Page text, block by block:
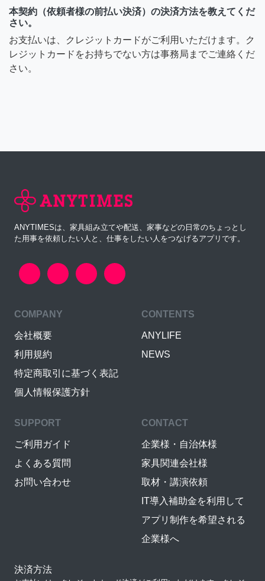
本契約（依頼者様の前払い決済）の決済方法を教えてくだ
さい。
お支払いは、クレジットカードがご利用いただけます。ク
レジットカードをお持ちでない方は事務局までご連絡くだ
さい。
ANYTIMESは、家具組み立てや配送、家事などの日常のちょっとし
た用事を依頼したい人と、仕事をしたい人をつなげるアプリです。
COMPANY
会社概要
利用規約
特定商取引に基づく表記
個人情報保護方針
CONTENTS
ANYLIFE
NEWS
SUPPORT
ご利用ガイド
よくある質問
お問い合わせ
CONTACT
企業様・自治体様
家具関連会社様
取材・講演依頼
IT導入補助金を利用して
アプリ制作を希望される
企業様へ
決済方法